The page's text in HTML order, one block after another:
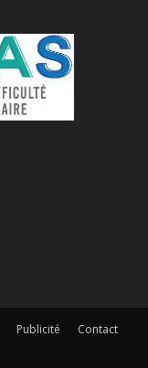
Publicité Contact